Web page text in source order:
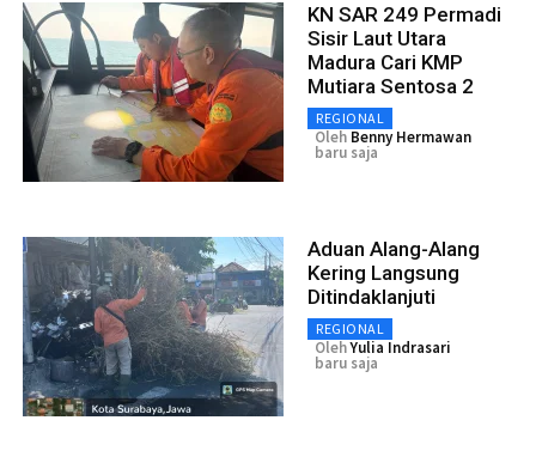
KN SAR 249 Permadi
Sisir Laut Utara
Madura Cari KMP
Mutiara Sentosa 2
REGIONAL
Oleh Benny Hermawan
baru saja
Aduan Alang-Alang
Kering Langsung
Ditindaklanjuti
REGIONAL
OlehYulia Indrasari
baru saja